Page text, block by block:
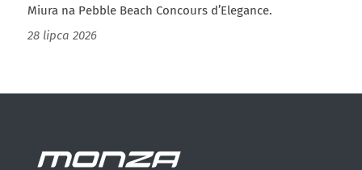
Miura na Pebble Beach Concours d’Elegance.
28 lipca 2026